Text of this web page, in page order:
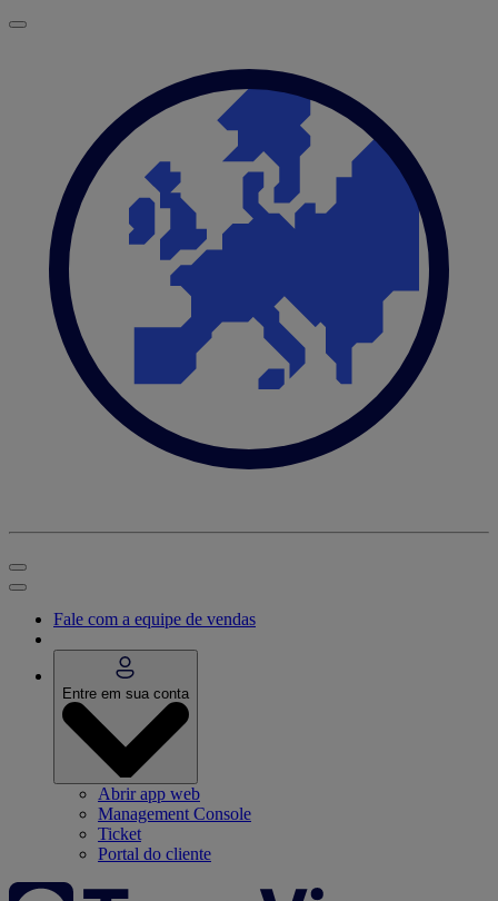
Fale com a equipe de vendas
Entre em sua conta
Abrir app web
Management Console
Ticket
Portal do cliente